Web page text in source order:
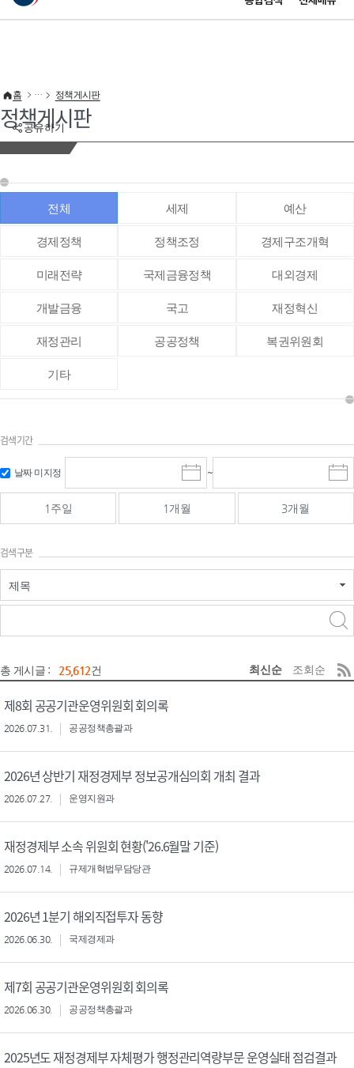
이 누리집은 대한민국 공식 전자정부 누리집입니다.
공유하기
홈 정책게시판
정책게시판
전체 세제 예산
경제정책 정책조정 경제구조개혁
미래전략 국제금융정책 대외경제
개발금융 국고 재정혁신
재정관리 공공정책 복권위원회
기타
검색기간
날짜 미지정
시
작
일
선
~
종
료
선
1주일 1개월 3개월
검색구분
제목
총 게시글 : 25,612건 최신순 조회순
제8회 공공기관운영위원회 회의록
2026.07.31. 공공정책총괄과
2026년 상반기 재정경제부 정보공개심의회 개최 결과
2026.07.27. 운영지원과
재정경제부 소속 위원회 현황('26.6월말 기준)
2026.07.14. 규제개혁법무담당관
2026년 1분기 해외직접투자 동향
2026.06.30. 국제경제과
제7회 공공기관운영위원회 회의록
2026.06.30. 공공정책총괄과
2025년도 재정경제부 자체평가 행정관리역량부문 운영실태 점검결과